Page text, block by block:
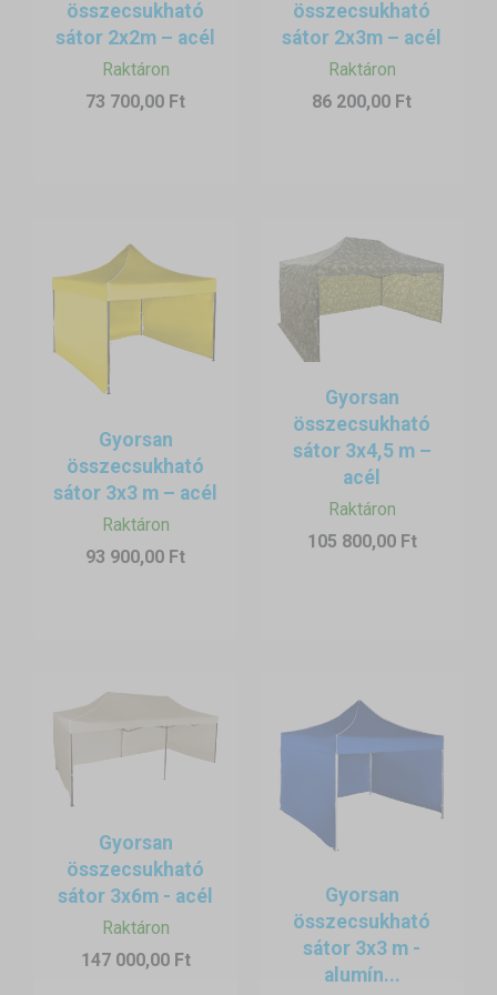
védett mobil koronavírus tesztelési hely kialakításához
ajtóval ellátottoldalfalat biztosítunk.
A gyorsan felállítható sátrakat a tesztelés teljes folyamata
alatt használják. Nagyon hasznosnak bizonyultak nem csak a
összecsukható
sátor 2x2m – acél
Raktáron
73 700,00 Ft
összecsukható
sátor 2x3m – acél
Raktáron
86 200,00 Ft
Gyorsan
összecsukható
sátor 3x3 m – acél
Raktáron
93 900,00 Ft
Gyorsan
összecsukható
sátor 3x4,5 m –
acél
Raktáron
105 800,00 Ft
Gyorsan
összecsukható
sátor 3x6m - acél
Raktáron
147 000,00 Ft
Gyorsan
összecsukható
sátor 3x3 m -
alumín...